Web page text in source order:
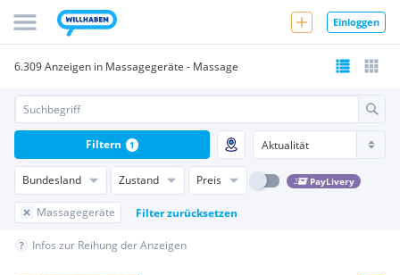
Einloggen
6.309 Anzeigen in Massagegeräte - Massage
Bundesland Zustand Preis PayLivery
Massagegeräte Filter zurücksetzen
Filtern 1
Infos zur Reihung der Anzeigen